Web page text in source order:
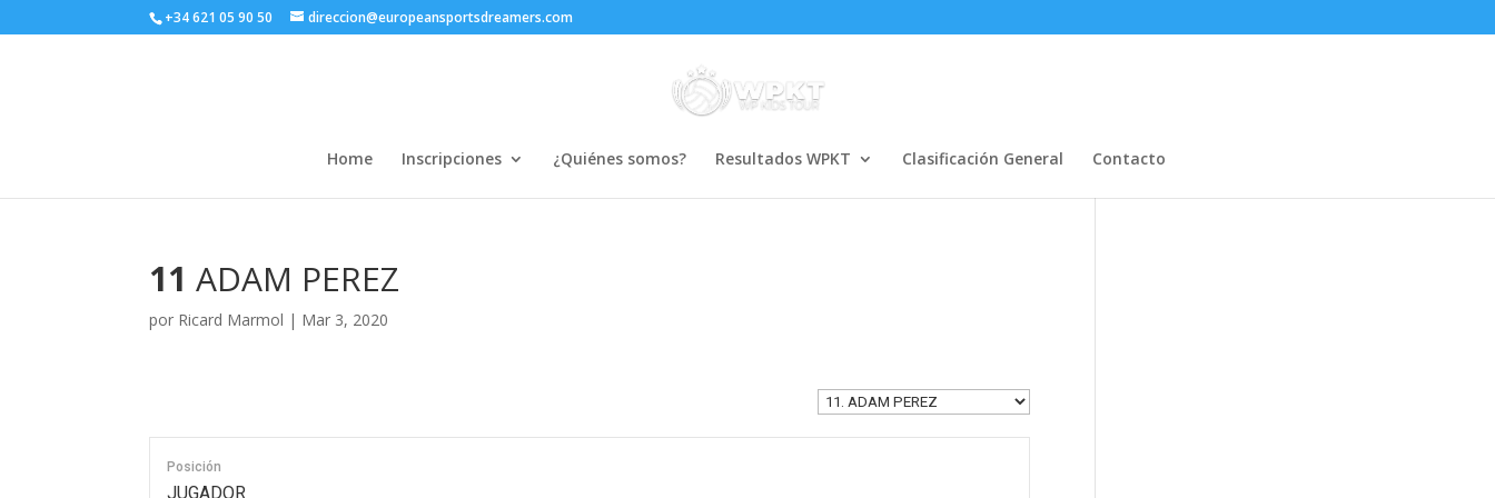
+34 621 05 90 50 direccion@europeansportsdreamers.com
Home Inscripciones ¿Quiénes somos? Resultados WPKT Clasificación General Contacto
11 ADAM PEREZ
por Ricard Marmol | Mar 3, 2020
Posición
JUGADOR